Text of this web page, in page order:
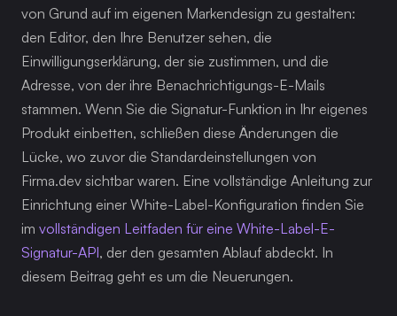
von Grund auf im eigenen Markendesign zu gestalten:
den Editor, den Ihre Benutzer sehen, die
Einwilligungserklärung, der sie zustimmen, und die
Adresse, von der ihre Benachrichtigungs-E-Mails
stammen. Wenn Sie die Signatur-Funktion in Ihr eigenes
Produkt einbetten, schließen diese Änderungen die
Lücke, wo zuvor die Standardeinstellungen von
Firma.dev sichtbar waren. Eine vollständige Anleitung zur
Einrichtung einer White-Label-Konfiguration finden Sie
im vollständigen Leitfaden für eine White-Label-E-
Signatur-API, der den gesamten Ablauf abdeckt. In
diesem Beitrag geht es um die Neuerungen.